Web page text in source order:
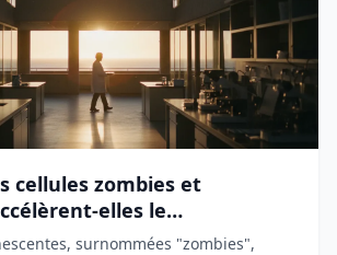
cellules zombies et
elles le
?
surnommées "zombies",